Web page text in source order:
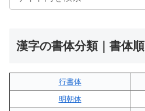
漢字の書体分類｜書体順
行書体
明朝体